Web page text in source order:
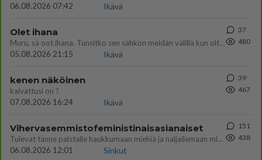
06.08.2026 07:42
Ikävä
Olet ihana
Muru, sä oot ihana. Tunsitko sen sähkön meidän välillä kun oltiin ihan låhekkäin? 👩‍❤️‍👩❤️😼😘
05.08.2026 21:15
Ikävä
37
480
kenen näköinen
kaivattusi on ?
07.08.2026 16:24
Ikävä
39
467
Vihervasemmistofeministinaisasianaiset
Tulevat tänne palstalle haukkumaan miehiä ja naljailemaan miehelle, kehuvat olevansa heitä parempia. Itse asuvat MIEHE
06.08.2026 12:01
Sinkut
151
438